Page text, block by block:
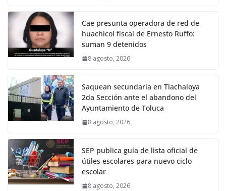
Cae presunta operadora de red de
huachicol fiscal de Ernesto Ruffo:
suman 9 detenidos
8 agosto, 2026
Saquean secundaria en Tlachaloya
2da Sección ante el abandono del
Ayuntamiento de Toluca
8 agosto, 2026
SEP publica guía de lista oficial de
útiles escolares para nuevo ciclo
escolar
8 agosto, 2026